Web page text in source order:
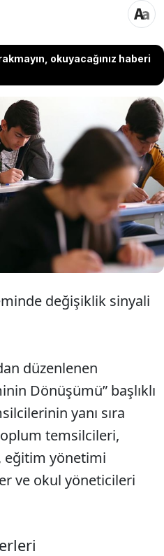
okuyacağınız haberi
Dr. Ömer Faruk
olmasın ama nasıl olsun’
“4+4+4 sisteminin son 4
olduğu noktasında
güzelini yapmaya çalışacağız.
destekliyoruz” dedi.
değişiklik sinyali
düzenlenen
Dönüşümü” başlıklı
yanı sıra
temsilcileri,
eğitim yönetimi
ve okul yöneticileri